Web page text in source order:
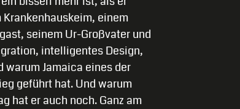
einem
seinem Ur-Großvater und
intelligentes Design,
warum Jamaica eines der
geführt hat. Und warum
hat er auch noch. Ganz am